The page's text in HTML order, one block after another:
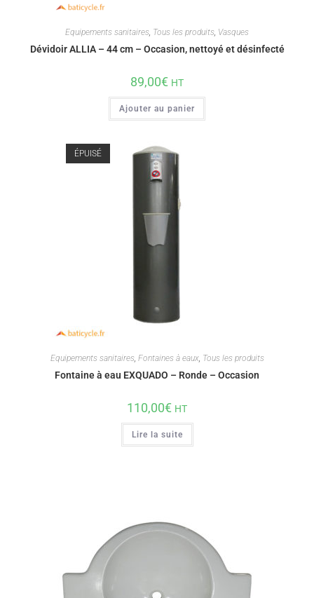
Equipements sanitaires, Tous les produits, Vasques
Dévidoir ALLIA – 44 cm – Occasion, nettoyé et désinfecté
89,00€ HT
Ajouter au panier
ÉPUISÉ
Equipements sanitaires, Fontaines à eaux, Tous les produits
Fontaine à eau EXQUADO – Ronde – Occasion
110,00€ HT
Lire la suite